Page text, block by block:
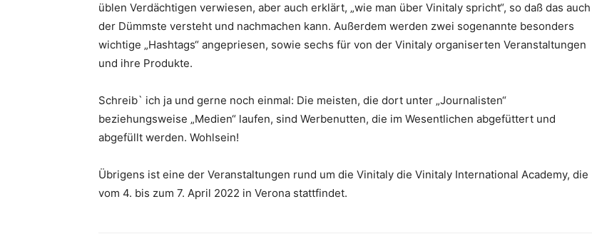
üblen Verdächtigen verwiesen, aber auch erklärt, „wie man über Vinitaly spricht“, so daß das auch
der Dümmste versteht und nachmachen kann. Außerdem werden zwei sogenannte besonders
wichtige „Hashtags“ angepriesen, sowie sechs für von der Vinitaly organiserten Veranstaltungen
und ihre Produkte.
Schreib` ich ja und gerne noch einmal: Die meisten, die dort unter „Journalisten“
beziehungsweise „Medien“ laufen, sind Werbenutten, die im Wesentlichen abgefüttert und
abgefüllt werden. Wohlsein!
Übrigens ist eine der Veranstaltungen rund um die Vinitaly die Vinitaly International Academy, die
vom 4. bis zum 7. April 2022 in Verona stattfindet.